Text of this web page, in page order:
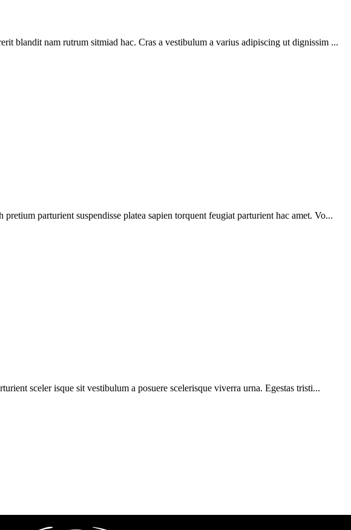
blandit nam rutrum sitmiad hac. Cras a vestibulum a varius adipiscing ut dignissim ...
parturient suspendisse platea sapien torquent feugiat parturient hac amet. Vo...
sceler isque sit vestibulum a posuere scelerisque viverra urna. Egestas tristi...